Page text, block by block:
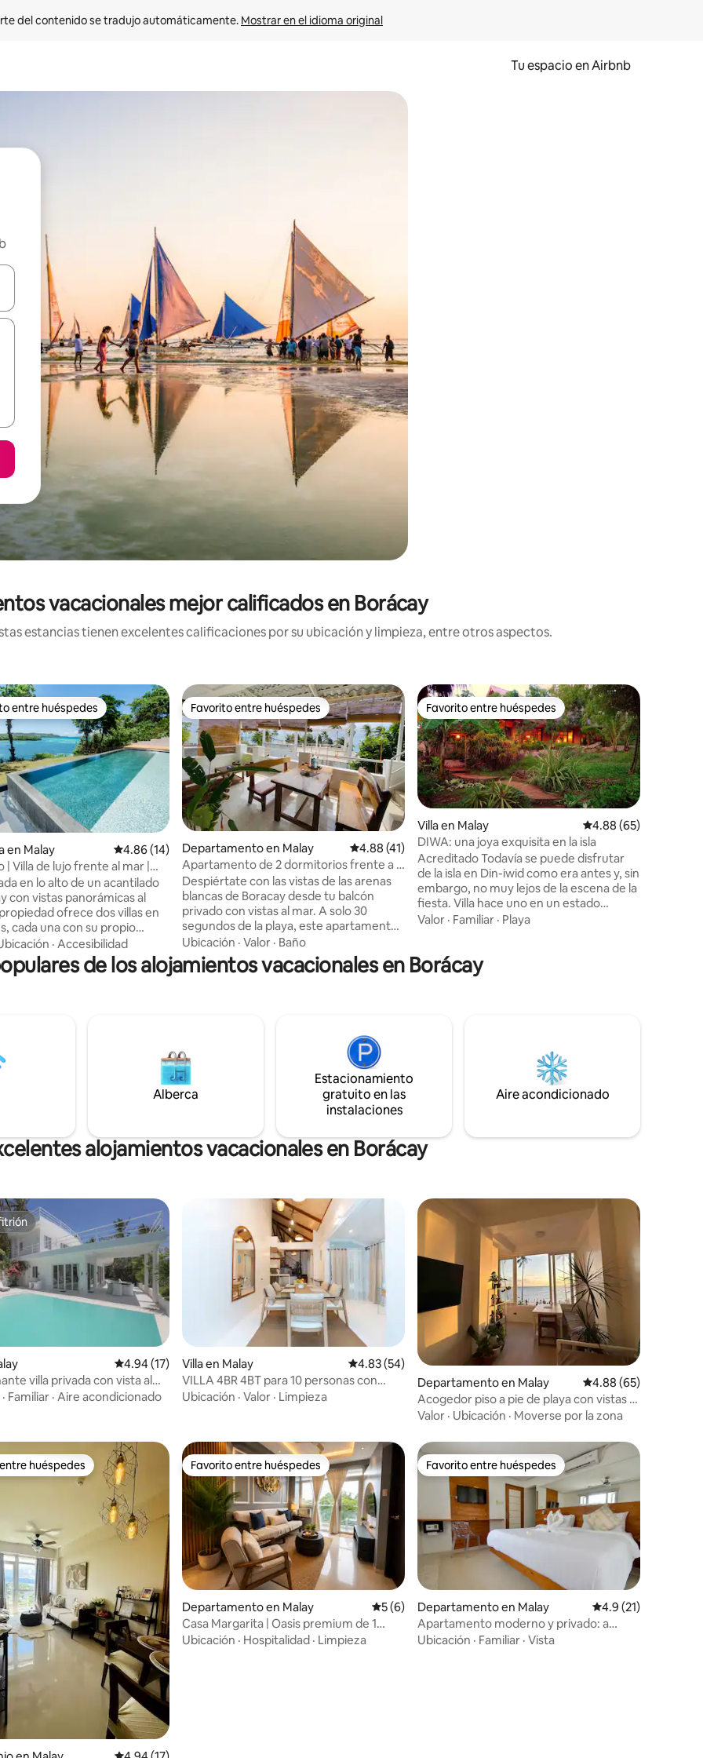
del contenido se tradujo automáticamente. Mostrar en el idioma original
Tu espacio en Airbnb
usando las teclas de las flechas hacia arriba y hacia abajo, o bien tocando y deslizando la pantalla.
vacacionales mejor calificados en Borácay
estancias tienen excelentes calificaciones por su ubicación y limpieza, entre otros aspectos.
de 5; 36 evaluaciones
en Favorito entre huéspedes
entre huéspedes
en Malay Calificación promedio: 4.86 de 5; 14 evaluaciones
4.86 (14)
| Villa de lujo frente al mar |
y sauna
en lo alto de un acantilado
con vistas panorámicas al
cada una con su propio
cocina, baño y espacio al aire
ejercicio en el gimnasio
tranquila, a 5-10 minutos de la
y la playa Bulabog Kite.
por nosotros, hospedados
· Accesibilidad
Favorito entre huéspedes
Favorito entre huéspedes
Departamento en Malay Calificación promedio: 4.88 de 5; 41 evaluaciones
4.88 (41)
Apartamento de 2 dormitorios frente a la
playa de Boracay con vista al mar Stn 3
Despiértate con las vistas de las arenas
blancas de Boracay desde tu balcón
privado con vistas al mar. A solo 30
segundos de la playa, este apartamento
de dos camas ofrece aire acondicionado,
generador de respaldo, wifi rápido,
cocina completa y todo lo que necesitas
mañana o compartir bebidas al atardecer
con amigos. Y cuando estés listo para
explorar los bares de la estación 1 y 2, los
restaurantes y la vida nocturna están a
Ubicación · Valor · Baño
Favorito entre huéspedes
Favorito entre huéspedes
Villa en Malay Calificación
4.88 (65)
DIWA: una joya exquisita en la isla
Acreditado Todavía se puede disfrutar
de la isla en Din-iwid como era antes y, sin
embargo, no muy lejos de la escena de la
fiesta. Villa hace uno en un estado
meditativo con sus exuberantes jardines;
perderse. Dormir bajo mosquiteros de
novia hechos a medida en un entorno
hoteles, esta villa ofrece un estilo de vida
Valor · Familiar · Playa
de los alojamientos vacacionales en Borácay
Alberca
Estacionamiento
gratuito en las
instalaciones
Aire acondicionado
alojamientos vacacionales en Borácay
de 5; 45 evaluaciones
Calificación promedio: 4.94 de 5; 17 evaluaciones
4.94 (17)
villa privada con vista al
personas
· Familiar · Aire acondicionado
Villa en Malay Calificación promedio: 4.83 de 5; 54 evaluaciones
4.83 (54)
VILLA 4BR 4BT para 10 personas con
estación de piscina privada 1
Ubicación · Valor · Limpieza
Departamento en Malay Calificación
4.88 (65)
Acogedor piso a pie de playa con vistas al
amanecer
Valor · Ubicación · Moverse por la zona
5 de 5; 25 evaluaciones
huéspedes
huéspedes Favorito entre huéspedes
Favorito entre huéspedes
Departamento en Malay Calificación promedio: 5 de 5; 6 evaluaciones
5 (6)
Casa Margarita | Oasis premium de 1
recámara | Boracay
Ubicación · Hospitalidad · Limpieza
Favorito entre huéspedes
Favorito entre huéspedes
Departamento en Malay Calificación
4.9 (21)
Apartamento moderno y privado: a
pocos pasos de la playa
Ubicación · Familiar · Vista